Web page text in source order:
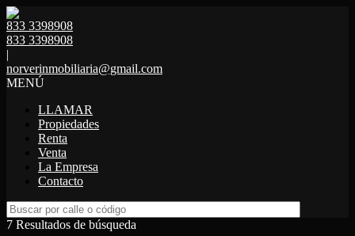
833 3398908
833 3398908
|
norverinmobiliaria@gmail.com
MENÚ
LLAMAR
Propiedades
Renta
Venta
La Empresa
Contacto
7 Resultados de búsqueda